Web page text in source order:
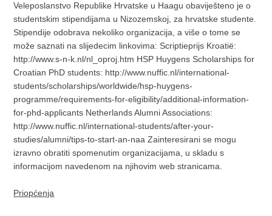
Veleposlanstvo Republike Hrvatske u Haagu obaviješteno je o
studentskim stipendijama u Nizozemskoj, za hrvatske studente.
Stipendije odobrava nekoliko organizacija, a više o tome se
može saznati na slijedecim linkovima: Scriptieprijs Kroatië:
http://www.s-n-k.nl/nl_oproj.htm HSP Huygens Scholarships for
Croatian PhD students: http://www.nuffic.nl/international-
students/scholarships/worldwide/hsp-huygens-
programme/requirements-for-eligibility/additional-information-
for-phd-applicants Netherlands Alumni Associations:
http://www.nuffic.nl/international-students/after-your-
studies/alumni/tips-to-start-an-naa Zainteresirani se mogu
izravno obratiti spomenutim organizacijama, u skladu s
informacijom navedenom na njihovim web stranicama.
Priopćenja